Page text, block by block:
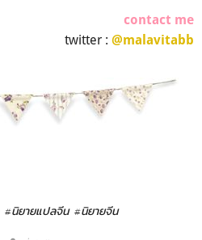
contact me
twitter : @malavitabb
#นิยายแปลจีน #นิยายจีน